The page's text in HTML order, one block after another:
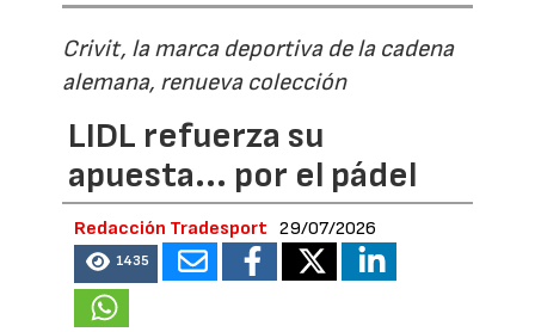
Crivit, la marca deportiva de la cadena
alemana, renueva colección
LIDL refuerza su
apuesta... por el pádel
Redacción Tradesport 29/07/2026
1435